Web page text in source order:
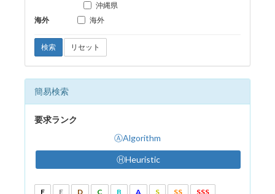
沖縄県
海外
海外
検索 リセット
簡易検索
要求ランク
ⒶAlgorithm
ⒽHeuristic
F E D C B A S SS SSS